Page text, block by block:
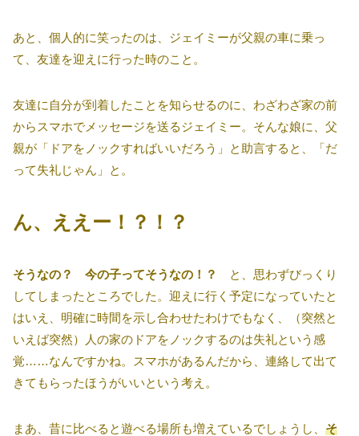
あと、個人的に笑ったのは、ジェイミーが父親の車に乗っ
て、友達を迎えに行った時のこと。
友達に自分が到着したことを知らせるのに、わざわざ家の前
からスマホでメッセージを送るジェイミー。そんな娘に、父
親が「ドアをノックすればいいだろう」と助言すると、「だ
って失礼じゃん」と。
ん、ええー！？！？
そうなの？ 今の子ってそうなの！？
と、思わずびっくり
してしまったところでした。迎えに行く予定になっていたと
はいえ、明確に時間を示し合わせたわけでもなく、（突然と
いえば突然）人の家のドアをノックするのは失礼という感
覚……なんですかね。スマホがあるんだから、連絡して出て
きてもらったほうがいいという考え。
まあ、昔に比べると遊べる場所も増えているでしょうし、 そ